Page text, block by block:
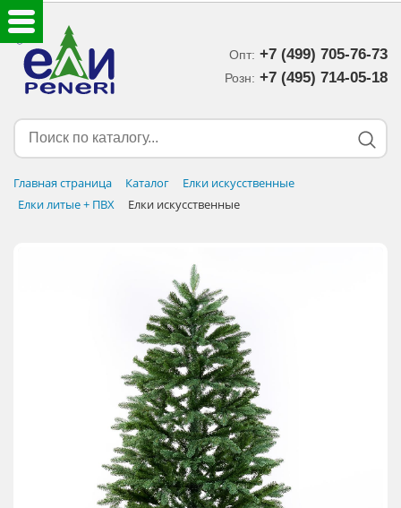
Опт: +7 (499) 705-76-73
Розн: +7 (495) 714-05-18‬
Главная страница Каталог
Елки искусственные
Елки литые + ПВХ
Елки искусственные
ЕЛКИ ИСКУССТВЕННЫЕ
ЕЛОЧНЫЕ УКРАШЕНИЯ
АКЦИИ И ПОДАРКИ
РЕКВИЗИТЫ